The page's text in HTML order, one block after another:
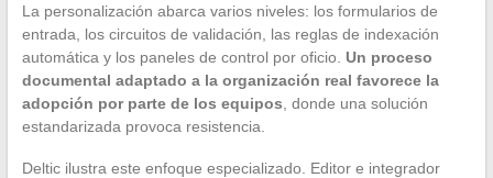
La personalización abarca varios niveles: los formularios de
entrada, los circuitos de validación, las reglas de indexación
automática y los paneles de control por oficio. Un proceso
documental adaptado a la organización real favorece la
adopción por parte de los equipos , donde una solución
estandarizada provoca resistencia.
Deltic ilustra este enfoque especializado. Editor e integrador